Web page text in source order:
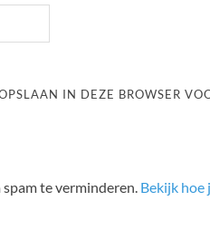
IN DEZE BROWSER
te verminderen. Bekijk hoe